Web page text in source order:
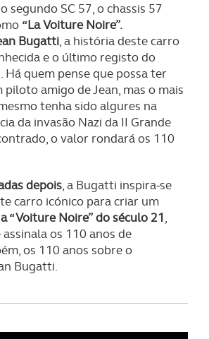
segundo SC 57, o chassis 57
“La Voiture Noire”.
Bugatti, a história deste carro
e o último registo do
Há quem pense que possa ter
amigo de Jean, mas o mais
tenha sido algures na
da invasão Nazi da II Grande
o valor rondará os 110
depois, a Bugatti inspira-se
carro icónico para criar um
a “Voiture Noire” do século 21,
os 110 anos de
os 110 anos sobre o
Bugatti.